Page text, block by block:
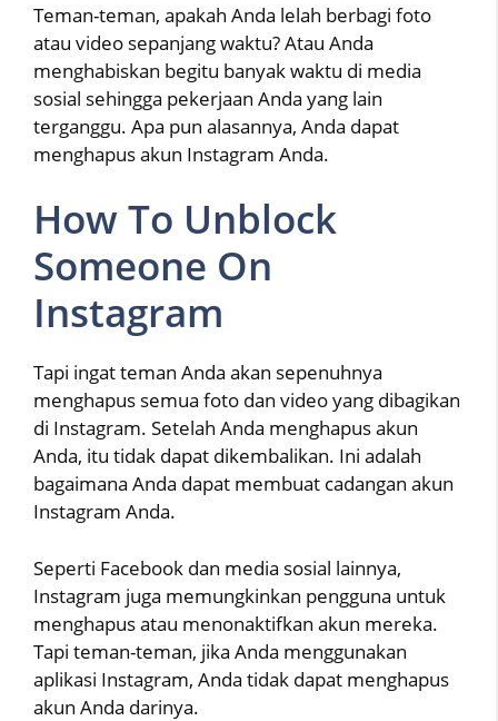
Teman-teman, apakah Anda lelah berbagi foto
atau video sepanjang waktu? Atau Anda
menghabiskan begitu banyak waktu di media
sosial sehingga pekerjaan Anda yang lain
terganggu. Apa pun alasannya, Anda dapat
menghapus akun Instagram Anda.
How To Unblock
Someone On
Instagram
Tapi ingat teman Anda akan sepenuhnya
menghapus semua foto dan video yang dibagikan
di Instagram. Setelah Anda menghapus akun
Anda, itu tidak dapat dikembalikan. Ini adalah
bagaimana Anda dapat membuat cadangan akun
Instagram Anda.
Seperti Facebook dan media sosial lainnya,
Instagram juga memungkinkan pengguna untuk
menghapus atau menonaktifkan akun mereka.
Tapi teman-teman, jika Anda menggunakan
aplikasi Instagram, Anda tidak dapat menghapus
akun Anda darinya.